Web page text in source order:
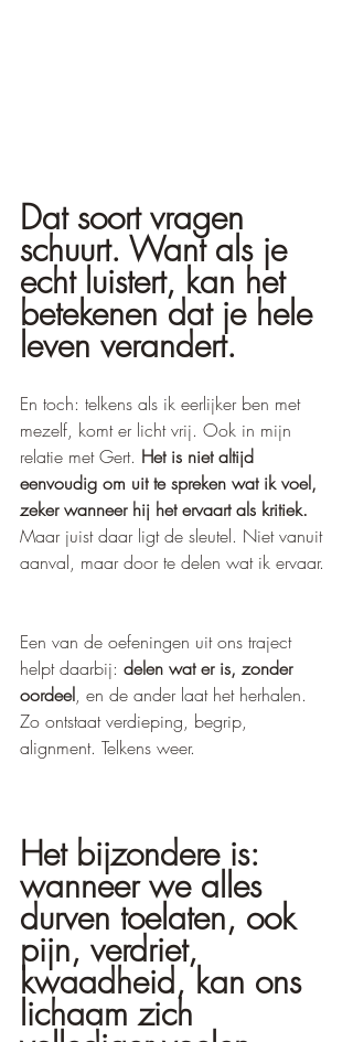
Dat soort vragen
schuurt. Want als je
echt luistert, kan het
betekenen dat je hele
leven verandert.
En toch: telkens als ik eerlijker ben met
mezelf, komt er licht vrij. Ook in mijn
relatie met Gert. Het is niet altijd
eenvoudig om uit te spreken wat ik voel,
zeker wanneer hij het ervaart als kritiek.
Maar juist daar ligt de sleutel. Niet vanuit
aanval, maar door te delen wat ik ervaar.
Een van de oefeningen uit ons traject
helpt daarbij: delen wat er is, zonder
oordeel, en de ander laat het herhalen.
Zo ontstaat verdieping, begrip,
alignment. Telkens weer.
Het bijzondere is:
wanneer we alles
durven toelaten, ook
pijn, verdriet,
kwaadheid, kan ons
lichaam zich